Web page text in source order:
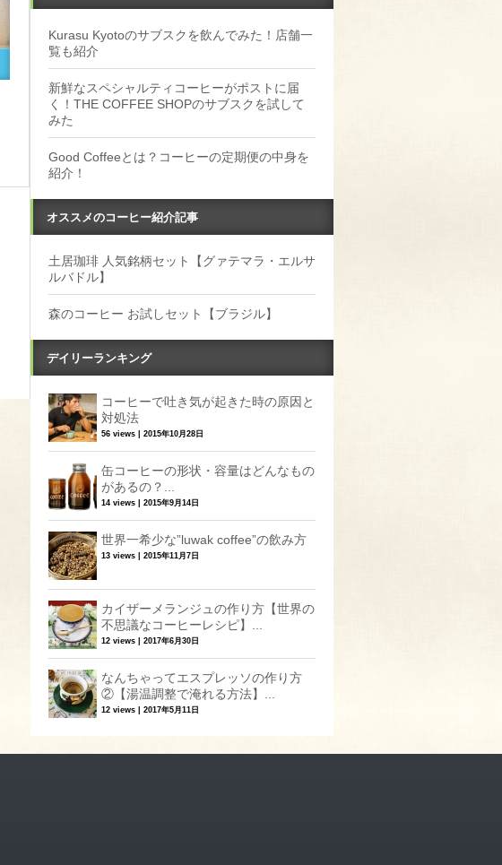
Kurasu Kyotoのサブスクを飲んでみた！店舗一
覧も紹介
新鮮なスペシャルティコーヒーがポストに届
く！THE COFFEE SHOPのサブスクを試して
みた
Good Coffeeとは？コーヒーの定期便の中身を
紹介！
オススメのコーヒー紹介記事
土居珈琲 人気銘柄セット【グァテマラ・エルサ
ルバドル】
森のコーヒー お試しセット【ブラジル】
デイリーランキング
コーヒーで吐き気が起きた時の原因と
対処法
56 views 2015年10月28日
缶コーヒーの形状・容量はどんなもの
があるの？...
14 views 2015年9月14日
世界一希少な”luwak coffee”の飲み方
13 views 2015年11月7日
カイザーメランジュの作り方【世界の
不思議なコーヒーレシピ】...
12 views 2017年6月30日
なんちゃってエスプレッソの作り方
②【湯温調整で淹れる方法】...
12 views 2017年5月11日